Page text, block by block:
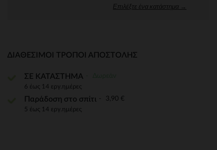
Επιλέξτε ένα κατάστημα →
ΔΙΑΘΈΣΙΜΟΙ ΤΡΌΠΟΙ ΑΠΟΣΤΟΛΉΣ
ΣΕ ΚΑΤΑΣΤΗΜΑ
6 έως 14 εργ.ημέρες
Παράδοση στο σπίτι 3,90 €
5 έως 14 εργ.ημέρες